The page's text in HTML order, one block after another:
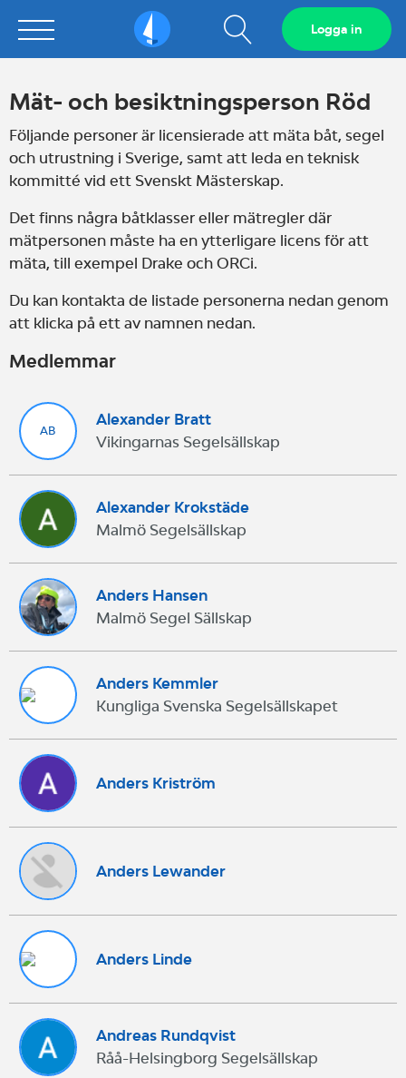
Sailarena Visa
sökfält
Logga in
Mät- och besiktningsperson Röd
Följande personer är licensierade att mäta båt, segel
och utrustning i Sverige, samt att leda en teknisk
kommitté vid ett Svenskt Mästerskap.
Det finns några båtklasser eller mätregler där
mätpersonen måste ha en ytterligare licens för att
mäta, till exempel Drake och ORCi.
Du kan kontakta de listade personerna nedan genom
att klicka på ett av namnen nedan.
Medlemmar
AB
Alexander Bratt
Vikingarnas Segelsällskap
Alexander Krokstäde
Malmö Segelsällskap
Anders Hansen
Malmö Segel Sällskap
Anders Kemmler
Kungliga Svenska Segelsällskapet
Anders Kriström
Anders Lewander
Anders Linde
Andreas Rundqvist
Råå-Helsingborg Segelsällskap